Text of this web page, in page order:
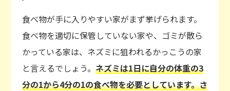
食べ物が手に入りやすい家がまず挙げられます。
食べ物を適切に保管していない家や、ゴミが散ら
かっている家は、ネズミに狙われるかっこうの家
と言えるでしょう。 ネズミは1日に自分の体重の3
分の1から4分の1の食べ物を必要としています。さ